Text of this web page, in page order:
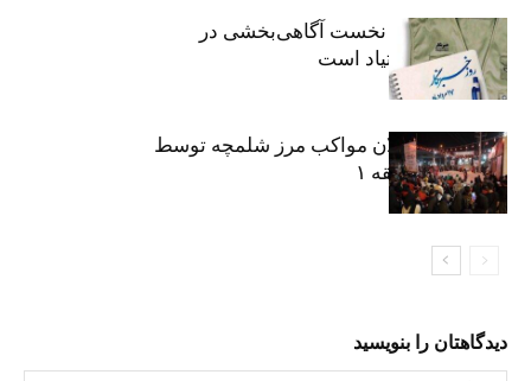
«رسانه» سنگر نخست آگاهی‌بخشی در
پیشگیری از اعتیاد است
نکوداشت فعالان مواکب مرز شلمچه توسط
شهرداری منطقه ۱
دیدگاهتان را بنویسید